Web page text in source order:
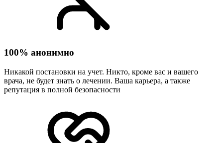
100% анонимно
Никакой постановки на учет. Никто, кроме вас и вашего
врача, не будет знать о лечении. Ваша карьера, а также
репутация в полной безопасности